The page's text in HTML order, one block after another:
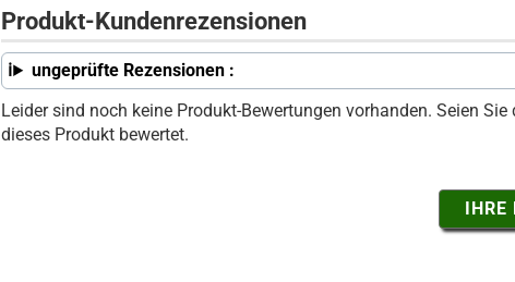
Produkt-Kundenrezensionen
ungeprüfte Rezensionen :
Leider sind noch keine Produkt-Bewertungen vorhanden. Seien Sie
dieses Produkt bewertet.
IHRE